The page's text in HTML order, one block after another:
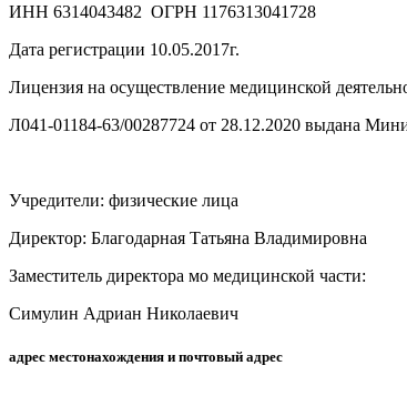
ИНН 6314043482 ОГРН 1176313041728
Дата регистрации 10.05.2017г.
Лицензия на осуществление медицинской
Л041-01184-63/00287724 от 28.12.2020 выдана
Учредители: физические лица
Директор: Благодарная Татьяна Владимировна
Заместитель директора мо медицинской части:
Симулин Адриан Николаевич
адрес местонахождения и почтовый адрес